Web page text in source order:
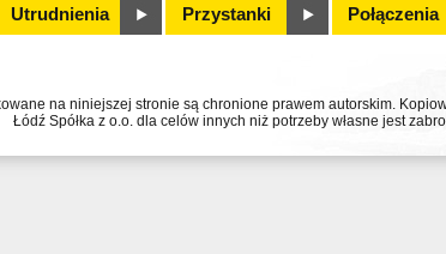
Utrudnienia Przystanki Połączenia
na niniejszej stronie są chronione prawem autorskim.
Łódź Spółka z o.o. dla celów innych niż potrzeby własne jest